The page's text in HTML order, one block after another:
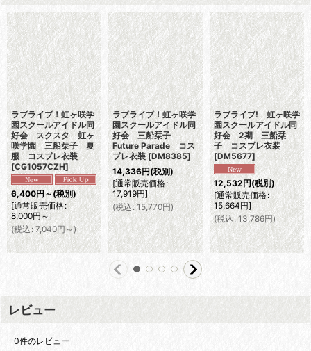
ラブライブ！虹ヶ咲学
園スクールアイドル同
好会 スクスタ 虹ヶ
咲学園 三船栞子 夏
服 コスプレ衣装
[CG1057CZH]
6,400円～(税別)
[通常販売価格:
8,000円～]
(税込: 7,040円～)
ラブライブ！虹ヶ咲学
園スクールアイドル同
好会 三船栞子
Future Parade コス
プレ衣装 [DM8385]
14,336円(税別)
[通常販売価格:
17,919円]
(税込 : 15,770円)
ラブライブ! 虹ヶ咲学
園スクールアイドル同
好会 2期 三船栞
子 コスプレ衣装
[DM5677]
12,532円(税別)
[通常販売価格:
15,664円]
(税込 : 13,786円)
レビュー
0件のレビュー